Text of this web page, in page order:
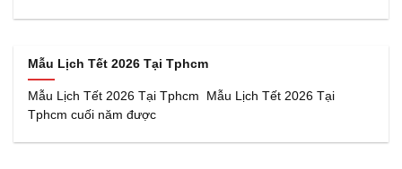
Mẫu Lịch Tết 2026 Tại Tphcm
Mẫu Lịch Tết 2026 Tại Tphcm Mẫu Lịch Tết 2026 Tại
Tphcm cuối năm được